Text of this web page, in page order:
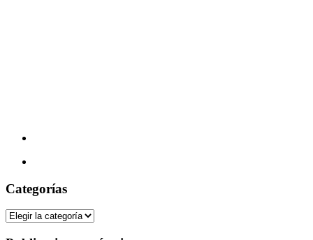
Categorías
Categorías